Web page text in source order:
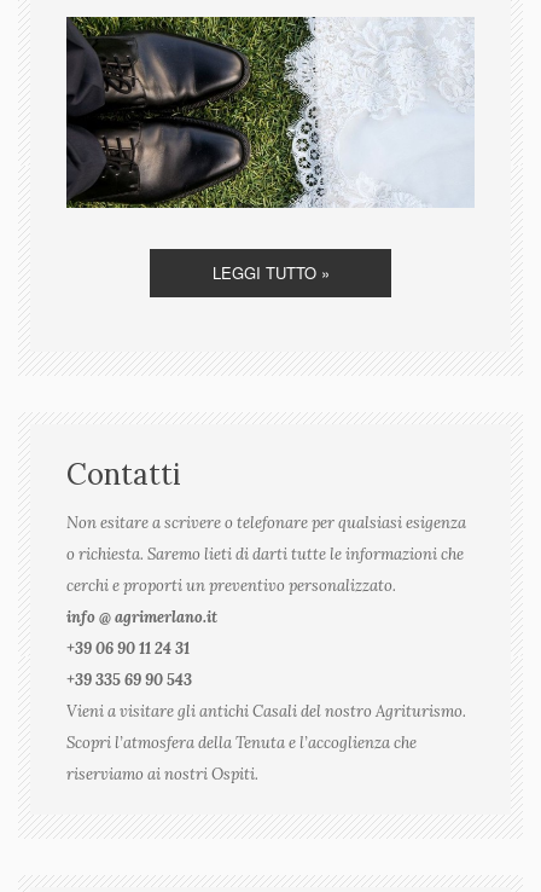
LEGGI TUTTO »
Contatti
Non esitare a scrivere o telefonare per qualsiasi esigenza
o richiesta. Saremo lieti di darti tutte le informazioni che
cerchi e proporti un preventivo personalizzato.
info @ agrimerlano.it
+39 06 90 11 24 31
+39 335 69 90 543
Vieni a visitare gli antichi Casali del nostro Agriturismo.
Scopri l’atmosfera della Tenuta e l’accoglienza che
riserviamo ai nostri Ospiti.